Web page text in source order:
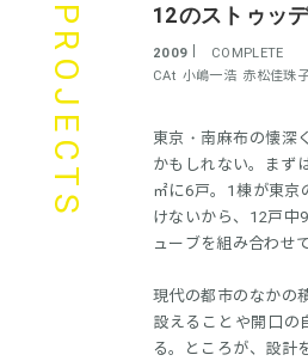
PROJECTS 12のストゥッ
2009
COMPLETE
CAt 小嶋一浩 赤松佳珠
東京・南麻布の懐深
かもしれない。まず
㎡に6戸。1棟が東京
けないから、12戸中
ューブを組み合わせ
現代の都市のなかの
設えることや開口の
る。ところが、設計